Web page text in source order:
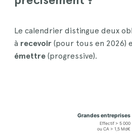
Le calendrier distingue deux
à recevoir (pour tous en 2026)
émettre (progressive).
Grandes entreprises
Effectif > 5 000
ou CA > 1,5 Md€